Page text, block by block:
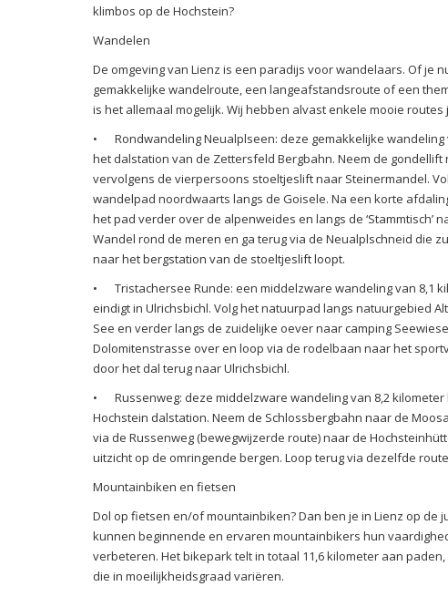
klimbos op de Hochstein?
Wandelen
De omgeving van Lienz is een paradijs voor wandelaars. Of je
gemakkelijke wandelroute, een langeafstandsroute of een
is het allemaal mogelijk. Wij hebben alvast enkele mooie routes
•
Rondwandeling Neualplseen: deze gemakkelijke wandeling
het dalstation van de Zettersfeld Bergbahn. Neem de
vervolgens de vierpersoons stoeltjeslift naar Steinermandel.
wandelpad noordwaarts langs de Goisele. Na een korte
het pad verder over de alpenweides en langs de ‘Stammtisch’
Wandel rond de meren en ga terug via de Neualplschneid die
naar het bergstation van de stoeltjeslift loopt.
•
Tristachersee Runde: een middelzware wandeling van 8,1
eindigt in Ulrichsbichl. Volg het natuurpad langs natuurgebied
See en verder langs de zuidelijke oever naar camping
Dolomitenstrasse over en loop via de rodelbaan naar het
door het dal terug naar Ulrichsbichl.
•
Russenweg: deze middelzware wandeling van 8,2
Hochstein dalstation. Neem de Schlossbergbahn naar de
via de Russenweg (bewegwijzerde route) naar de
uitzicht op de omringende bergen. Loop terug via dezelfde
Mountainbiken en fietsen
Dol op fietsen en/of mountainbiken? Dan ben je in Lienz op de
kunnen beginnende en ervaren mountainbikers hun
verbeteren. Het bikepark telt in totaal 11,6 kilometer aan
die in moeilijkheidsgraad variëren.